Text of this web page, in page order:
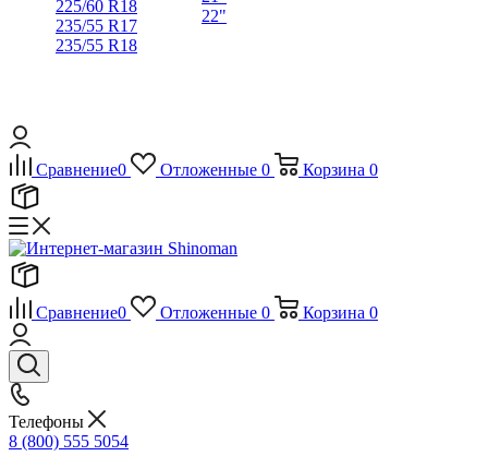
225/60 R18
235/55 R17
235/55 R18
22"
Сравнение0 Отложенные 0 Корзина 0
Сравнение0 Отложенные 0 Корзина 0
Телефоны
8 (800) 555 5054